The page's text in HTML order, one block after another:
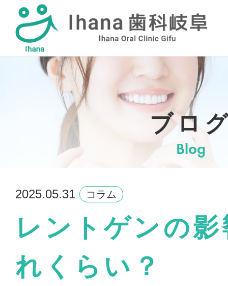
採用情報
ブロ
Blog
2025.05.31 コラム
レントゲンの
れくらい？